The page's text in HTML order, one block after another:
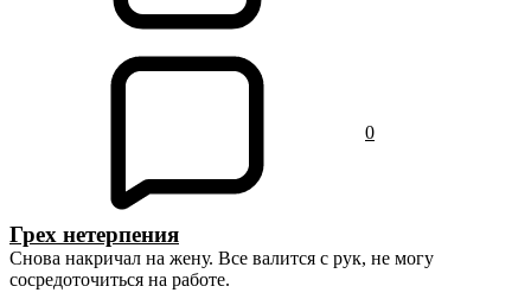
0
Грех нетерпения
Снова накричал на жену. Все валится с рук, не могу
сосредоточиться на работе.